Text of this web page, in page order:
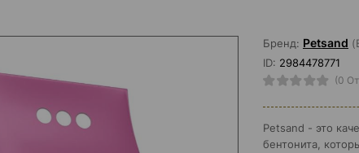
Бренд: Petsand
ID: 2984478771
(0
Petsand - это
бентонита,